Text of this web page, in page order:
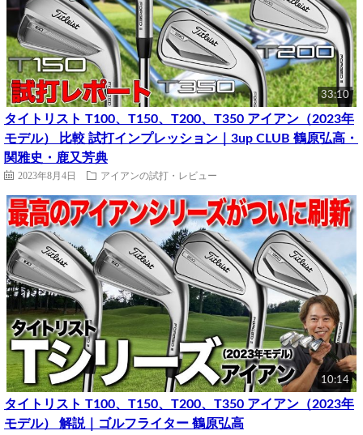
33:10
タイトリスト T100、T150、T200、T350 アイアン（2023年
モデル） 比較 試打インプレッション｜3up CLUB 鶴原弘高・
関雅史・鹿又芳典
2023年8月4日 アイアンの試打・レビュー
10:14
タイトリスト T100、T150、T200、T350 アイアン（2023年
モデル） 解説｜ゴルフライター 鶴原弘高